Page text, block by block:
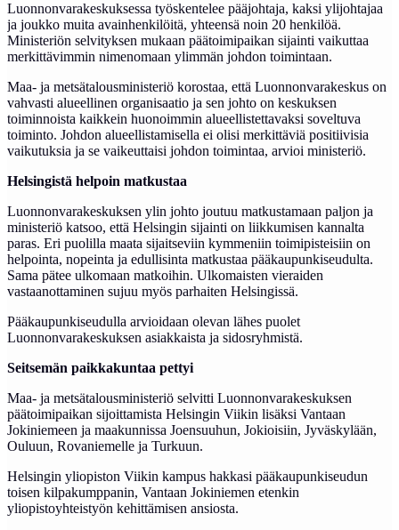
Luonnonvarakeskuksessa työskentelee pääjohtaja, kaksi ylijohtajaa
ja joukko muita avainhenkilöitä, yhteensä noin 20 henkilöä.
Ministeriön selvityksen mukaan päätoimipaikan sijainti vaikuttaa
merkittävimmin nimenomaan ylimmän johdon toimintaan.
Maa- ja metsätalousministeriö korostaa, että Luonnonvarakeskus on
vahvasti alueellinen organisaatio ja sen johto on keskuksen
toiminnoista kaikkein huonoimmin alueellistettavaksi soveltuva
toiminto. Johdon alueellistamisella ei olisi merkittäviä positiivisia
vaikutuksia ja se vaikeuttaisi johdon toimintaa, arvioi ministeriö.
Helsingistä helpoin matkustaa
Luonnonvarakeskuksen ylin johto joutuu matkustamaan paljon ja
ministeriö katsoo, että Helsingin sijainti on liikkumisen kannalta
paras. Eri puolilla maata sijaitseviin kymmeniin toimipisteisiin on
helpointa, nopeinta ja edullisinta matkustaa pääkaupunkiseudulta.
Sama pätee ulkomaan matkoihin. Ulkomaisten vieraiden
vastaanottaminen sujuu myös parhaiten Helsingissä.
Pääkaupunkiseudulla arvioidaan olevan lähes puolet
Luonnonvarakeskuksen asiakkaista ja sidosryhmistä.
Seitsemän paikkakuntaa pettyi
Maa- ja metsätalousministeriö selvitti Luonnonvarakeskuksen
päätoimipaikan sijoittamista Helsingin Viikin lisäksi Vantaan
Jokiniemeen ja maakunnissa Joensuuhun, Jokioisiin, Jyväskylään,
Ouluun, Rovaniemelle ja Turkuun.
Helsingin yliopiston Viikin kampus hakkasi pääkaupunkiseudun
toisen kilpakumppanin, Vantaan Jokiniemen etenkin
yliopistoyhteistyön kehittämisen ansiosta.